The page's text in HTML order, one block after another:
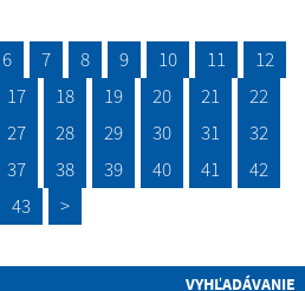
6 7 8 9 10 11
12
17 18 19 20 21
22
27 28 29 30 31
32
37 38 39 40 41
42
43
>
VYHĽADÁVANIE